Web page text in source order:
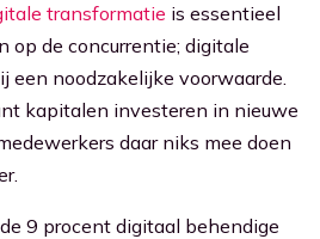
transformatie is essentieel
op de concurrentie; digitale
een noodzakelijke voorwaarde.
kapitalen investeren in nieuwe
daar niks mee doen
9 procent digitaal behendige